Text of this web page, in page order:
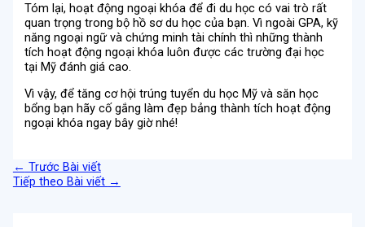
Tóm lại, hoạt động ngoại khóa để đi du học có vai trò rất
quan trọng trong bộ hồ sơ du học của bạn. Vì ngoài GPA, kỹ
năng ngoại ngữ và chứng minh tài chính thì những thành
tích hoạt động ngoại khóa luôn được các trường đại học
tại Mỹ đánh giá cao.
Vì vậy, để tăng cơ hội trúng tuyển du học Mỹ và săn học
bổng bạn hãy cố gắng làm đẹp bảng thành tích hoạt động
ngoại khóa ngay bây giờ nhé!
← Trước Bài viết
Tiếp theo Bài viết →